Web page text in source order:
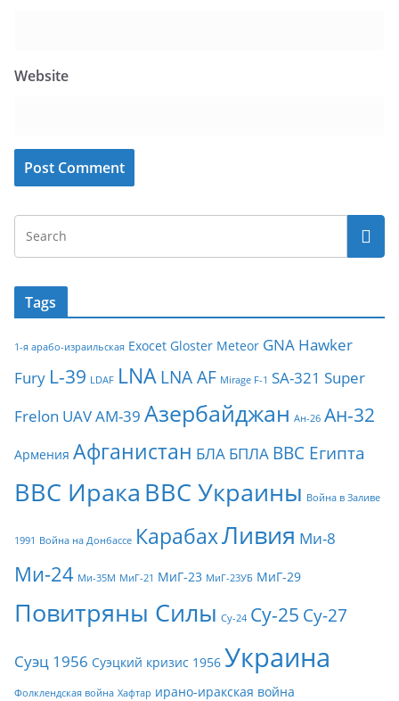
Website
Tags
1-я арабо-израильская Exocet Gloster Meteor GNA Hawker
Fury L-39 LDAF LNA LNA AF Mirage F-1 SA-321 Super
Frelon UAVАМ-39 Азербайджан Ан-26 Ан-32
Армения Афганистан БЛА БПЛА ВВС Египта
ВВС Ирака ВВС Украины Война в Заливе
1991 Война на Донбассе КарабахЛивия Ми-8
Ми-24 Ми-35М МиГ-21 МиГ-23 МиГ-23УБ МиГ-29
Повитряны Силы Су-24 Су-25 Су-27
Суэц 1956 Суэцкий кризис 1956 Украина
Фолклендская война Хафтар ирано-иракская война